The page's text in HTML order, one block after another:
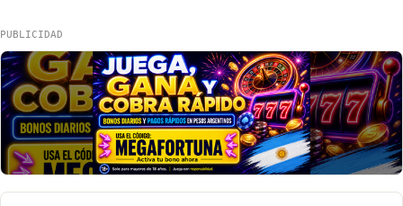
PUBLICIDAD